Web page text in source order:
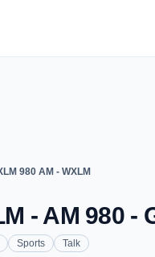
980 AM - WXLM
- AM 980 -
Sports Talk